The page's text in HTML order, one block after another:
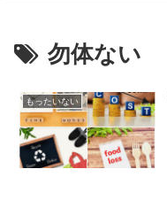
勿体ない
もったいない